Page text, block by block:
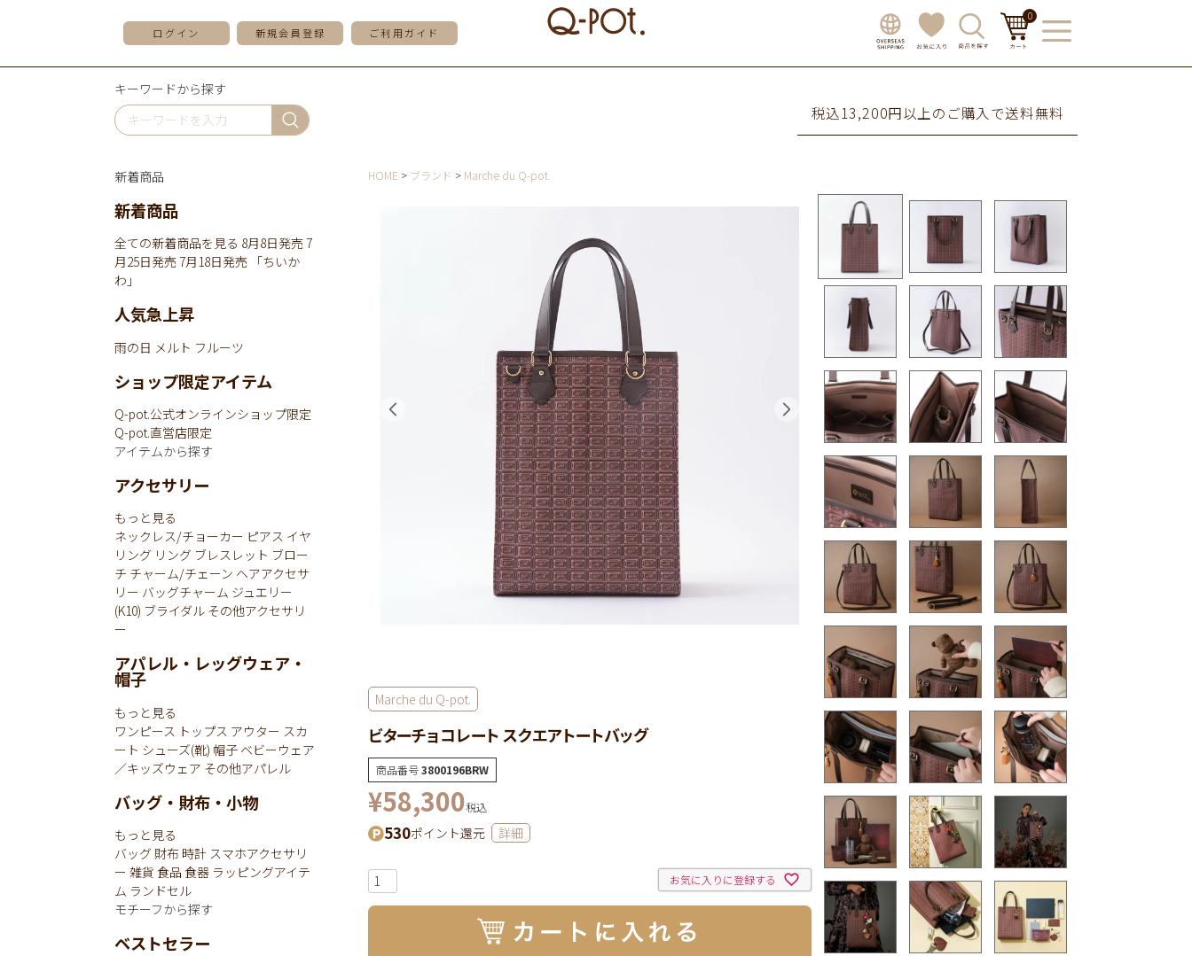
ログイン 新規会員登録 ご利用ガイド
0
キーワードから探す
税込13,200円以上のご購入で送料無料
HOME ブランド Marche du Q-pot.
Marche du Q-pot.
ビターチョコレート スクエアトートバッグ
商品番号3800196BRW
¥58,300税込
530ポイント還元 詳細
お気に入りに登録する
新着商品
新着商品
全ての新着商品を見る 8月8日発売7
月25日発売7月18日発売 「ちいか
わ」
人気急上昇
雨の日 メルト フルーツ
ショップ限定アイテム
Q-pot.公式オンラインショップ限定
Q-pot.直営店限定
アイテムから探す
アクセサリー
もっと見る
ネックレス/チョーカー ピアス イヤ
リング リング ブレスレット ブロー
チ チャーム/チェーン ヘアアクセサ
リー バッグチャーム ジュエリー
(K10) ブライダル その他アクセサリ
ー
アパレル・レッグウェア・
帽子
もっと見る
ワンピース トップス アウター スカ
ート シューズ(靴) 帽子 ベビーウェア
／キッズウェア その他アパレル
バッグ・財布・小物
もっと見る
バッグ 財布 時計 スマホアクセサリ
ー 雑貨 食品 食器 ラッピングアイテ
ム ランドセル
モチーフから探す
ベストセラー